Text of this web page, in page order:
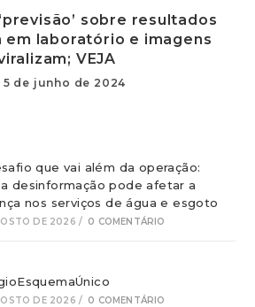
sobre resultados
em laboratório e imagens
VEJA
5 de junho de 2024
que vai além da operação:
desinformação pode afetar a
nos serviços de água e esgoto
DE 2026 / 0 COMENTÁRIO
DE 2026 / 0 COMENTÁRIO